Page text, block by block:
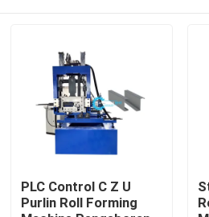
PLC Control C Z U
Purlin Roll Forming